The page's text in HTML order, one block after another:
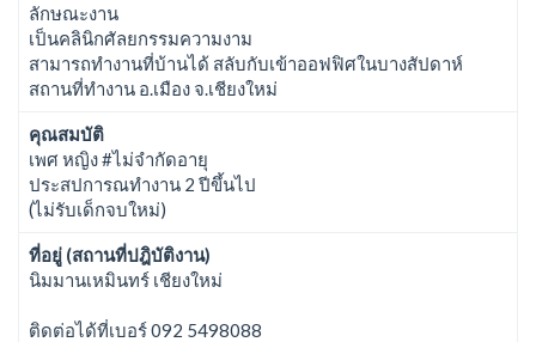
ลักษณะงาน
เป็นคลินิกศัลยกรรมความงาม
สามารถทำงานที่บ้านได้ สลับกับเข้าออฟฟิศในบางสัปดาห์
สถานที่ทำงาน อ.เมือง จ.เชียงใหม่
คุณสมบัติ
เพศ หญิง #ไม่จำกัดอายุ
ประสปการณทำงาน 2 ปีขึ้นไป
(ไม่รับเด็กจบใหม่)
ที่อยู่ (สถานที่ปฎิบัติงาน)
นิมมานเหมินทร์ เชียงใหม่
ติดต่อได้ที่เบอร์ 092 5498088